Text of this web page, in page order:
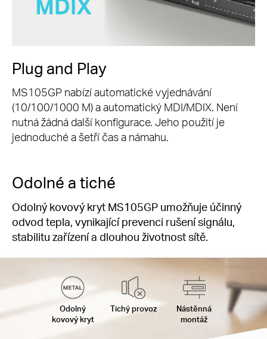
Plug and Play
MS105GP nabízí automatické vyjednávání
(10/100/1000 M) a automatický MDI/MDIX. Není
nutná žádná další konfigurace. Jeho použití je
jednoduché a šetří čas a námahu.
Odolné a tiché
Odolný kovový kryt MS105GP umožňuje účinný
odvod tepla, vynikající prevenci rušení signálu,
stabilitu zařízení a dlouhou životnost sítě.
Odolný
kovový kryt
Tichý provoz
Nástěnná
montáž